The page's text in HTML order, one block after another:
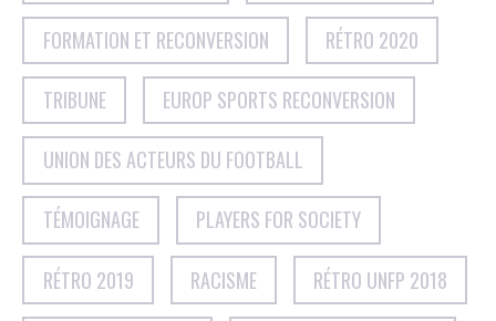
FORMATION ET RECONVERSION RÉTRO 2020
TRIBUNE EUROP SPORTS RECONVERSION
UNION DES ACTEURS DU FOOTBALL
TÉMOIGNAGE PLAYERS FOR SOCIETY
RÉTRO 2019 RACISME RÉTRO UNFP 2018